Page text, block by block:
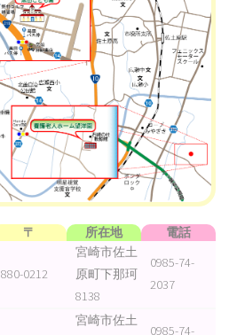
〒 所在地 電話
880-0212
宮崎市佐土
原町下那珂
8138
0985-74-
2037
宮崎市佐土
0985-74-